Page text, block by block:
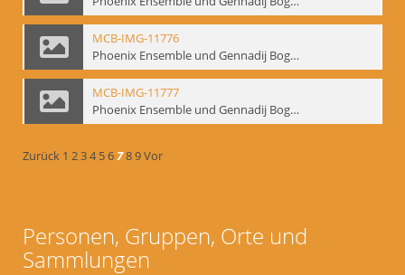
MCB-IMG-11776
Phoenix Ensemble und Gennadij Bogdanow; BM-img-105-2
MCB-IMG-11777
Phoenix Ensemble und Gennadij Bogdanow; BM-img-105-3
Zurück 1 234 56789Vor
Personen, Gruppen, Orte und
Sammlungen